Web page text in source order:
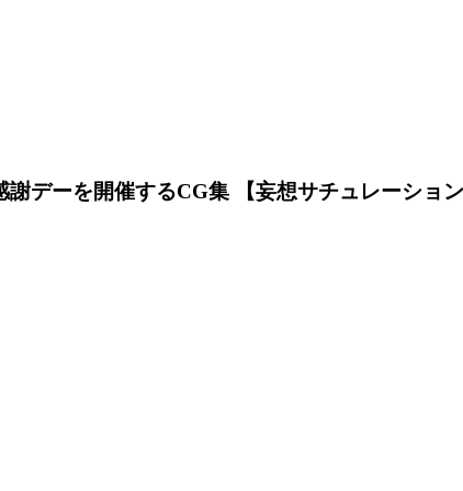
謝デーを開催するCG集 【妄想サチュレーショ